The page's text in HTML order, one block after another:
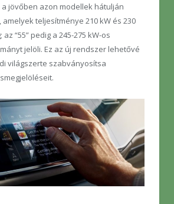
jövőben azon modellek hátulján
amelyek teljesítménye 210 kW és 230
“55” pedig a 245-275 kW-os
jelöli. Ez az új rendszer lehetővé
világszerte szabványosítsa